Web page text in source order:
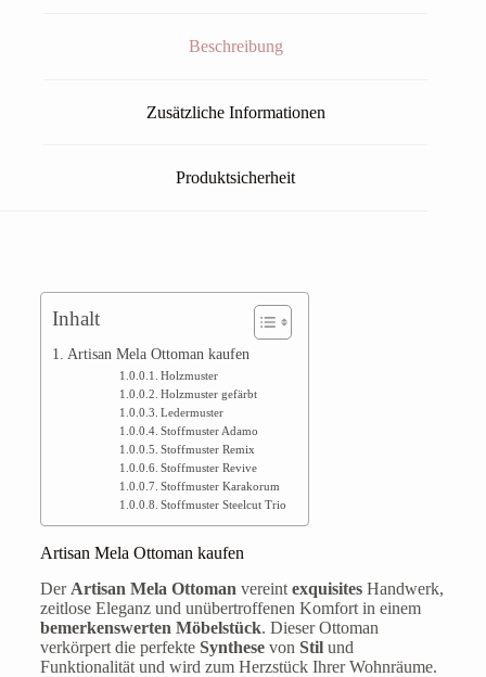
Beschreibung
Zusätzliche Informationen
Produktsicherheit
Inhalt
Artisan Mela Ottoman kaufen
Holzmuster
Holzmuster gefärbt
Ledermuster
Stoffmuster Adamo
Stoffmuster Remix
Stoffmuster Revive
Stoffmuster Karakorum
Stoffmuster Steelcut Trio
Artisan Mela Ottoman kaufen
Der Artisan Mela Ottoman vereint exquisites Handwerk,
zeitlose Eleganz und unübertroffenen Komfort in einem
bemerkenswerten Möbelstück. Dieser Ottoman
verkörpert die perfekte Synthese von Stil und
Funktionalität und wird zum Herzstück Ihrer Wohnräume.